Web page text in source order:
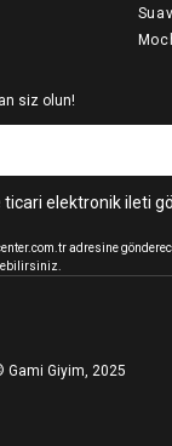
siz olun!
elektronik ileti
adresine
Gami Giyim, 2025